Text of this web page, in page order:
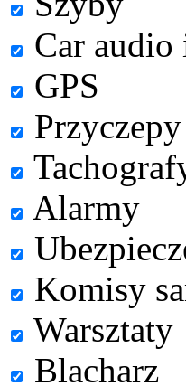
Car
GPS
Alarmy
Komisy
Warsztaty
Blacharz